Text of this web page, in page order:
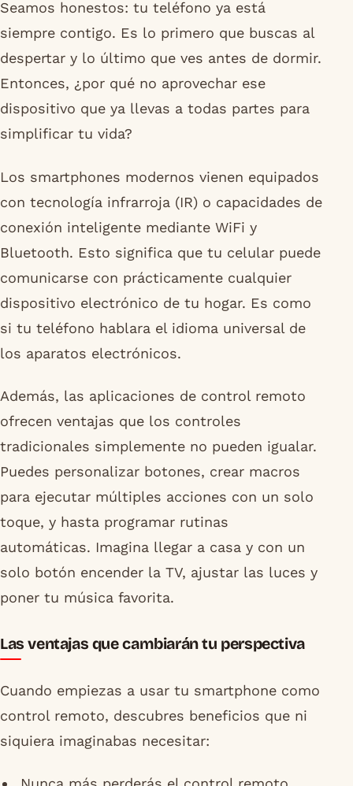
Seamos honestos: tu teléfono ya está
siempre contigo. Es lo primero que buscas al
despertar y lo último que ves antes de dormir.
Entonces, ¿por qué no aprovechar ese
dispositivo que ya llevas a todas partes para
simplificar tu vida?
Los smartphones modernos vienen equipados
con tecnología infrarroja (IR) o capacidades de
conexión inteligente mediante WiFi y
Bluetooth. Esto significa que tu celular puede
comunicarse con prácticamente cualquier
dispositivo electrónico de tu hogar. Es como
si tu teléfono hablara el idioma universal de
los aparatos electrónicos.
Además, las aplicaciones de control remoto
ofrecen ventajas que los controles
tradicionales simplemente no pueden igualar.
Puedes personalizar botones, crear macros
para ejecutar múltiples acciones con un solo
toque, y hasta programar rutinas
automáticas. Imagina llegar a casa y con un
solo botón encender la TV, ajustar las luces y
poner tu música favorita.
Las ventajas que cambiarán tu perspectiva
Cuando empiezas a usar tu smartphone como
control remoto, descubres beneficios que ni
siquiera imaginabas necesitar: